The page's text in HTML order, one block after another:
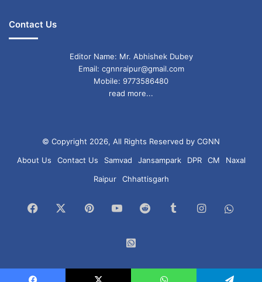
Contact Us
Editor Name: Mr. Abhishek Dubey
Email: cgnnraipur@gmail.com
Mobile: 9773586480
read more...
© Copyright 2026, All Rights Reserved by CGNN
About Us
Contact Us Samvad Jansampark DPR CM
Naxal
Raipur
Chhattisgarh
Facebook PinterestYouTubeReddit TumblrInstagram
Group